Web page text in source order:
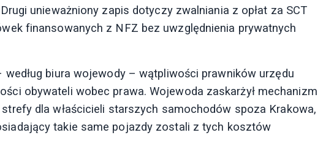
unieważniony zapis dotyczy zwalniania z opłat za SCT
finansowanych z NFZ bez uwzględnienia prywatnych
według biura wojewody – wątpliwości prawników urzędu
obywateli wobec prawa. Wojewoda zaskarżył mechanizm
dla właścicieli starszych samochodów spoza Krakowa,
takie same pojazdy zostali z tych kosztów